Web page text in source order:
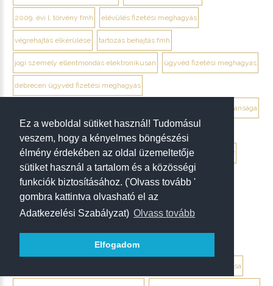
Ez a weboldal sütiket használ! Tudomásul
veszem, hogy a kényelmes böngészési
élmény érdekében az oldal üzemeltetője
sütiket használ a tartalom és a közösségi
funkciók biztosításához. ('Olvass tovább '
gombra kattintva olvasható el az
Adatkezelési Szabályzat) Olvass tovább
Elfogadom
2009. évi l. törvény fmh elévülés fizetési meghagyás
végrehajtás elkerülése tartozás behajtás fmh
jogi személy ellentmondás elektronikusan ügyvéd fizetési meghagyás
debrecen ügyvéd fizetési meghagyás
végrendelet hatálytalansága
megtámadási nyilatkozat megtámadás elévülése 5 év ptk. 7:37
tévedés megtévesztés fenyegetés végrendelet
gépírásos végrendelet tanúk
keltezés hiánya végrendelet aláírás hiánya végrendelet
szóbeli végrendelet bizonyítása